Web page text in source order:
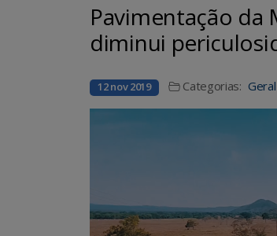
Pavimentação da
diminui
12 nov 2019 Categorias: Geral